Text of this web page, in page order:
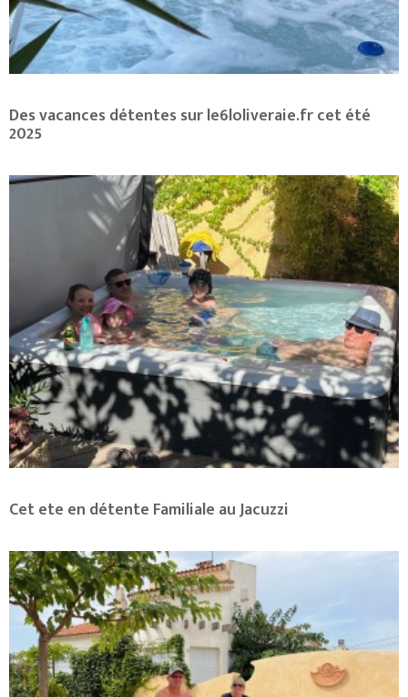
Des vacances détentes sur le6loliveraie.fr cet été
2025
Cet ete en détente Familiale au Jacuzzi